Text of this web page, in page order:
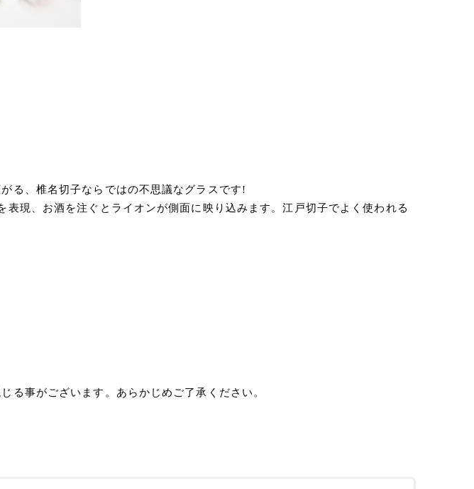
る、椎名切子ならではの不思議なグラスです!
現、お酒を注ぐとライオンが側面に映り込みます。江戸切子でよく使われる
る事がございます。あらかじめご了承ください。